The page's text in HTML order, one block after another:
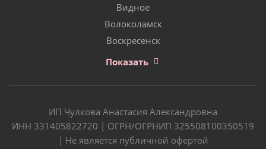
Видное
Волоколамск
Воскресенск
Показать
ИП Чулкова Анастасия Александровна
ИНН 331405822720 | ОГРН/ОГРНИП 325508100350519
| Не является публичной офертой